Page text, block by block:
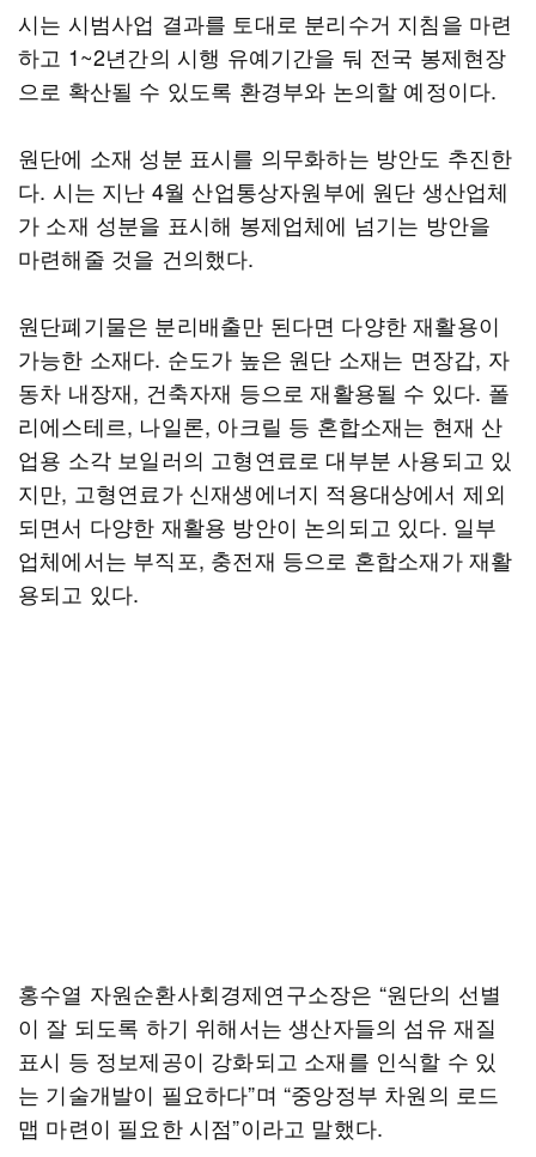
시는 시범사업 결과를 토대로 분리수거 지침을 마련
하고 1~2년간의 시행 유예기간을 둬 전국 봉제현장
으로 확산될 수 있도록 환경부와 논의할 예정이다.
원단에 소재 성분 표시를 의무화하는 방안도 추진한
다. 시는 지난 4월 산업통상자원부에 원단 생산업체
가 소재 성분을 표시해 봉제업체에 넘기는 방안을
마련해줄 것을 건의했다.
원단폐기물은 분리배출만 된다면 다양한 재활용이
가능한 소재다. 순도가 높은 원단 소재는 면장갑, 자
동차 내장재, 건축자재 등으로 재활용될 수 있다. 폴
리에스테르, 나일론, 아크릴 등 혼합소재는 현재 산
업용 소각 보일러의 고형연료로 대부분 사용되고 있
지만, 고형연료가 신재생에너지 적용대상에서 제외
되면서 다양한 재활용 방안이 논의되고 있다. 일부
업체에서는 부직포, 충전재 등으로 혼합소재가 재활
용되고 있다.
홍수열 자원순환사회경제연구소장은 “원단의 선별
이 잘 되도록 하기 위해서는 생산자들의 섬유 재질
표시 등 정보제공이 강화되고 소재를 인식할 수 있
는 기술개발이 필요하다”며 “중앙정부 차원의 로드
맵 마련이 필요한 시점”이라고 말했다.